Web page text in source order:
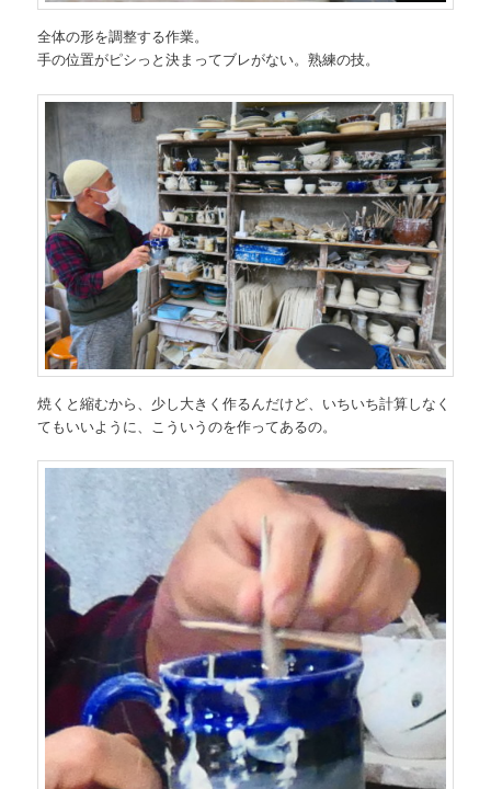
全体の形を調整する作業。
手の位置がピシっと決まってブレがない。熟練の技。
焼くと縮むから、少し大きく作るんだけど、いちいち計算しなく
てもいいように、こういうのを作ってあるの。